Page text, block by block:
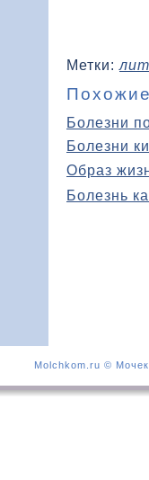
Метки:
Болезни
Болезни
Образ
Болезнь
Molchkom.ru ©